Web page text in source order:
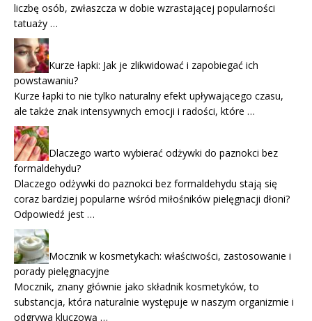
liczbę osób, zwłaszcza w dobie wzrastającej popularności
tatuaży …
Kurze łapki: Jak je zlikwidować i zapobiegać ich
powstawaniu?
Kurze łapki to nie tylko naturalny efekt upływającego czasu,
ale także znak intensywnych emocji i radości, które …
Dlaczego warto wybierać odżywki do paznokci bez
formaldehydu?
Dlaczego odżywki do paznokci bez formaldehydu stają się
coraz bardziej popularne wśród miłośników pielęgnacji dłoni?
Odpowiedź jest …
Mocznik w kosmetykach: właściwości, zastosowanie i
porady pielęgnacyjne
Mocznik, znany głównie jako składnik kosmetyków, to
substancja, która naturalnie występuje w naszym organizmie i
odgrywa kluczową …